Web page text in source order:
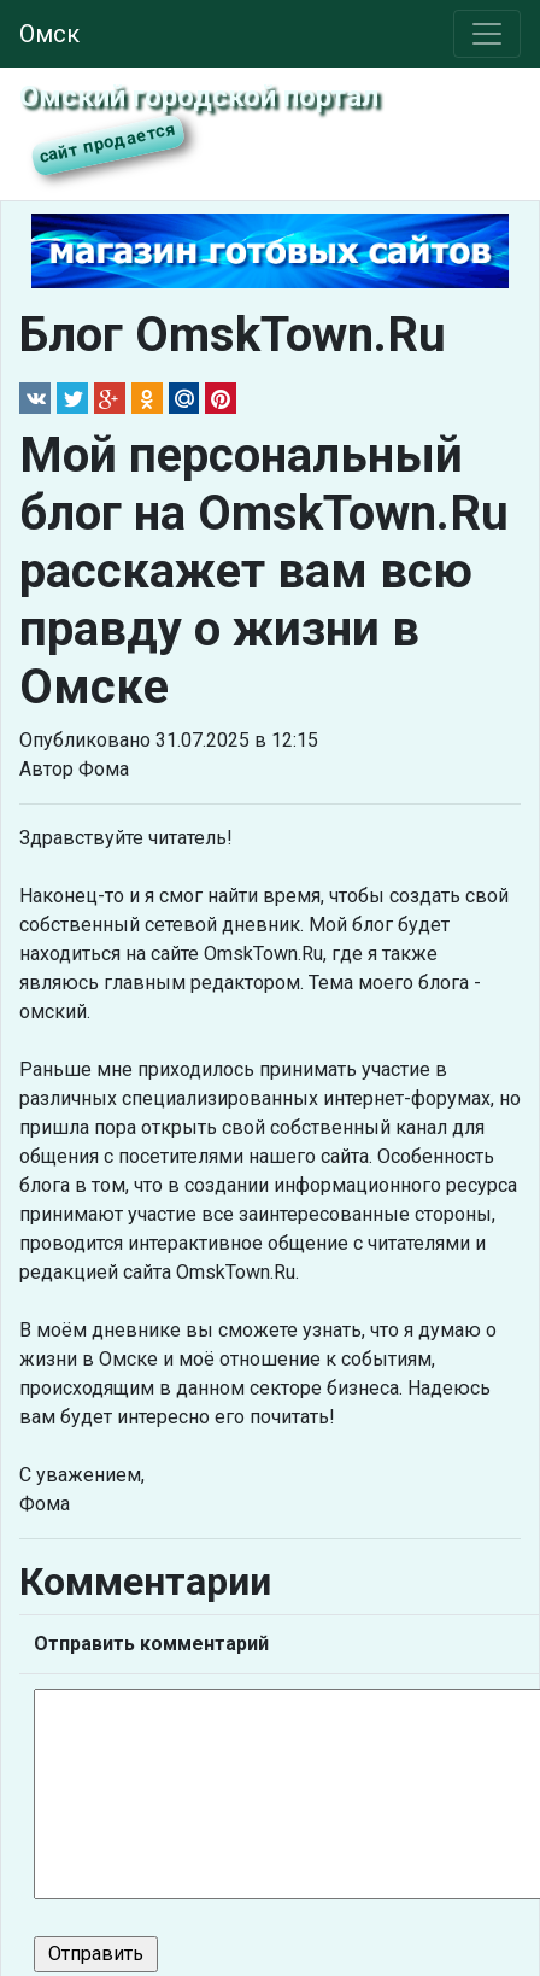
Омск
Омский городской портал
Блог OmskTown.Ru
Мой персональный
блог на OmskTown.Ru
расскажет вам всю
правду о жизни в
Омске
Опубликовано 31.07.2025 в 12:15
Автор Фома
Здравствуйте читатель!
Наконец-то и я смог найти время, чтобы создать свой
собственный сетевой дневник. Мой блог будет
находиться на сайте OmskTown.Ru, где я также
являюсь главным редактором. Тема моего блога -
омский.
Раньше мне приходилось принимать участие в
различных специализированных интернет-форумах, но
пришла пора открыть свой собственный канал для
общения с посетителями нашего сайта. Особенность
блога в том, что в создании информационного ресурса
принимают участие все заинтересованные стороны,
проводится интерактивное общение с читателями и
редакцией сайта OmskTown.Ru.
В моём дневнике вы сможете узнать, что я думаю о
жизни в Омске и моё отношение к событиям,
происходящим в данном секторе бизнеса. Надеюсь
вам будет интересно его почитать!
С уважением,
Фома
Комментарии
Отправить комментарий